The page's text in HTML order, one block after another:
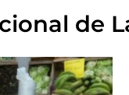
de